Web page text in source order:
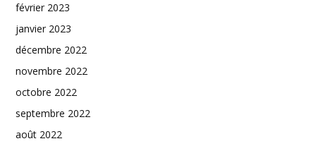
février 2023
janvier 2023
décembre 2022
novembre 2022
octobre 2022
septembre 2022
août 2022